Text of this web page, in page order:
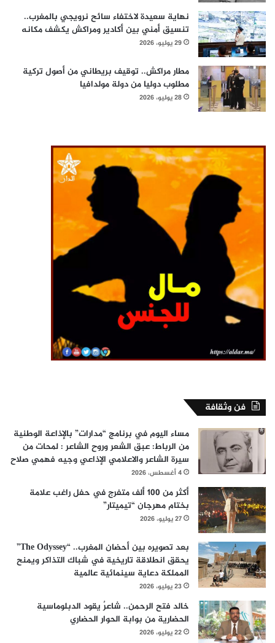
نهاية سعيدة لاختفاء سائح نرويجي بالمغرب..
تنسيق أمني بين أكادير ومراكش يكشف مكانه
29 يوليو، 2026
مطار مراكش.. توقيف بريطاني من أصول تركية
مطلوب دوليا من دولة مولدافيا
28 يوليو، 2026
فن وثقافة
مساء اليوم في برنامج “مدارات” بالإذاعة الوطنية
من الرباط: عبق الشعر وروح الشاعر : لمحات من
سيرة الشاعر والاعلامي الإذاعي وجيه فهمي صلاح
4 أغسطس، 2026
أكثر من 100 ألف متفرج في حفل راغب علامة
بختام مهرجان “تيميتار”
27 يوليو، 2026
بعد تصويره بين أحضان المغرب.. “The Odyssey”
يحقق انطلاقة تاريخية في شباك التذاكر ويمنح
المملكة دعاية سينمائية عالمية
23 يوليو، 2026
خالد فتح الرحمن.. شاعرٌ يقود الدبلوماسية
الحضارية من بوابة الحوار الحضاري
22 يوليو، 2026